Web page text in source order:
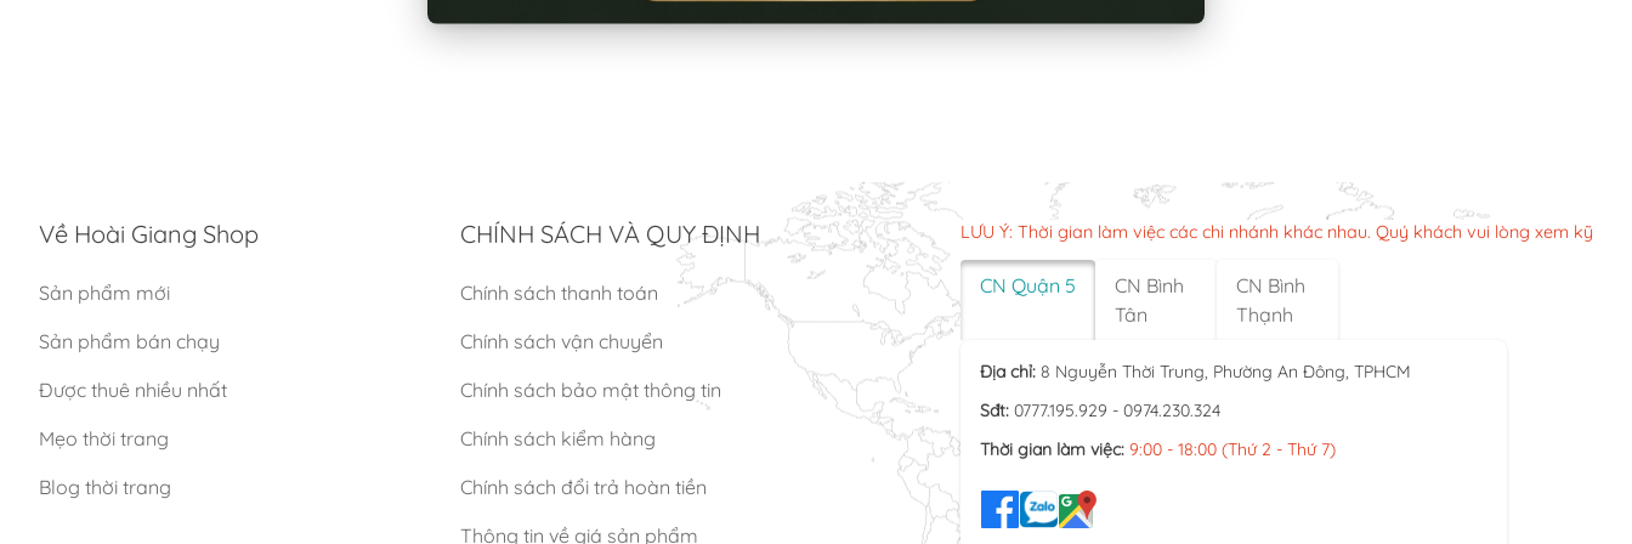
Về Hoài Giang Shop
Sản phẩm mới
Sản phẩm bán chạy
Được thuê nhiều nhất
Mẹo thời trang
Blog thời trang
CHÍNH SÁCH VÀ QUY ĐỊNH
Chính sách thanh toán
Chính sách vận chuyển
Chính sách bảo mật thông tin
Chính sách kiểm hàng
Chính sách đổi trả hoàn tiền
Thông tin về giá sản phẩm
LƯU Ý: Thời gian làm việc các chi nhánh khác nhau. Quý khách vui lòng xem kỹ
CN Quận 5
CN Bình
Tân
CN Bình
Thạnh
Địa chỉ: 8 Nguyễn Thời Trung, Phường An Đông, TPHCM
Sđt: 0777.195.929 - 0974.230.324
Thời gian làm việc: 9:00 - 18:00 (Thứ 2 - Thứ 7)